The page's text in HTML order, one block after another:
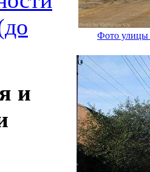
и
Фото улицы